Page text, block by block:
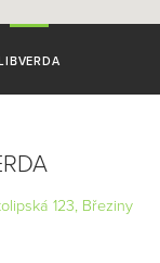
123, Březiny